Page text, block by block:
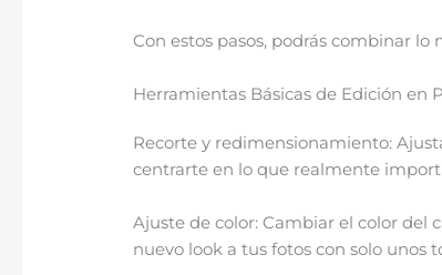
Con estos pasos, podrás combinar
Herramientas Básicas de Edición en
Recorte y redimensionamiento:
centrarte en lo que realmente
Ajuste de color: Cambiar el color del
nuevo look a tus fotos con solo unos